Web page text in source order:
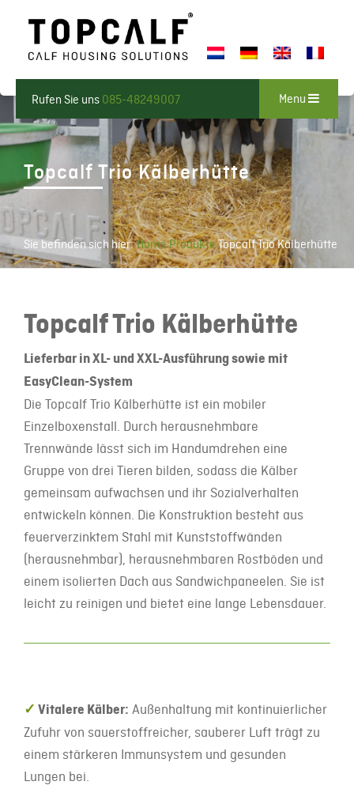
Rufen Sie uns 085-48249007 Menu
Topcalf Trio Kälberhütte
Sie befinden sich hier: HomeProdukteTopcalf Trio Kälberhütte
Topcalf Trio Kälberhütte
Lieferbar in XL- und XXL-Ausführung sowie mit
EasyClean-System
Die Topcalf Trio Kälberhütte ist ein mobiler
Einzelboxenstall. Durch herausnehmbare
Trennwände lässt sich im Handumdrehen eine
Gruppe von drei Tieren bilden, sodass die Kälber
gemeinsam aufwachsen und ihr Sozialverhalten
entwickeln können. Die Konstruktion besteht aus
feuerverzinktem Stahl mit Kunststoffwänden
(herausnehmbar), herausnehmbaren Rostböden und
einem isolierten Dach aus Sandwichpaneelen. Sie ist
leicht zu reinigen und bietet eine lange Lebensdauer.
✓ Vitalere Kälber: Außenhaltung mit kontinuierlicher
Zufuhr von sauerstoffreicher, sauberer Luft trägt zu
einem stärkeren Immunsystem und gesunden
Lungen bei.